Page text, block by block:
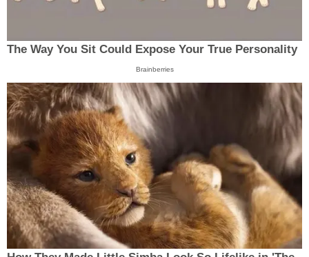
The Way You Sit Could Expose Your True Personality
Brainberries